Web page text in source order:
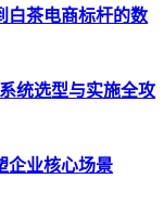
白茶电商标杆的数
统选型与实施全攻
企业核心场景